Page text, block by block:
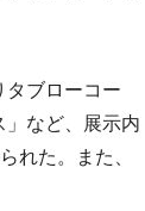
ブローコー
など、展示内
れた。また、